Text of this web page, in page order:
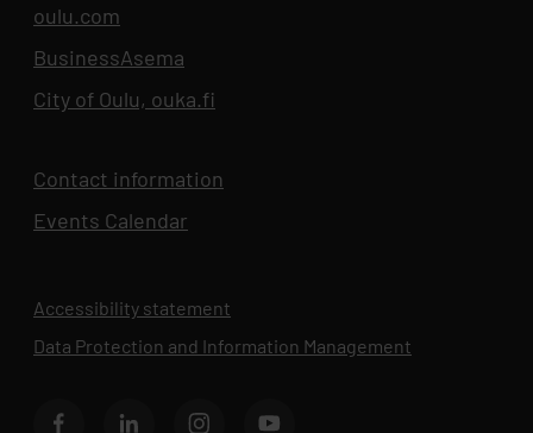
oulu.com
BusinessAsema
City of Oulu, ouka.fi
Contact information
Events Calendar
Accessibility statement
Data Protection and Information Management
BusinessOulu's Facebook page
BusinessOulu's LinkedIn page
BusinessOulu's Instagram page
BusinessAsema's YouTube